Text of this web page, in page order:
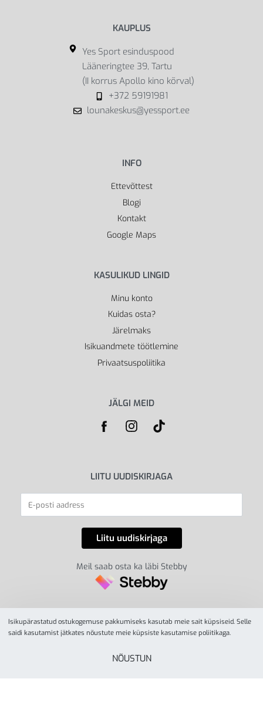
KAUPLUS
Yes Sport esinduspood
Lääneringtee 39, Tartu
(II korrus Apollo kino kõrval)
+372 59191981
lounakeskus@yessport.ee
INFO
Ettevõttest
Blogi
Kontakt
Google Maps
KASULIKUD LINGID
Minu konto
Kuidas osta?
Järelmaks
Isikuandmete töötlemine
Privaatsuspoliitika
JÄLGI MEID
LIITU UUDISKIRJAGA
Meil saab osta ka läbi Stebby
Isikupärastatud ostukogemuse pakkumiseks kasutab meie sait küpsiseid. Selle
saidi kasutamist jätkates nõustute meie küpsiste kasutamise poliitikaga.
NÕUSTUN